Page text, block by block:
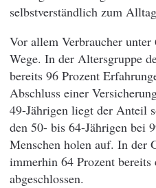
selbstverständlich zum
Vor allem Verbraucher
Wege. In der Altersgruppe
bereits 96 Prozent
Abschluss einer
49-Jährigen liegt der Anteil
den 50- bis 64-Jährigen bei
Menschen holen auf. In der
immerhin 64 Prozent
abgeschlossen.